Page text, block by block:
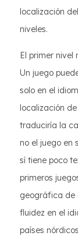
localización
niveles.
El primer nivel
Un juego
solo en el
localización
traduciría la
no el juego en
sí tiene poco
primeros
geográfica de
fluidez en el
países